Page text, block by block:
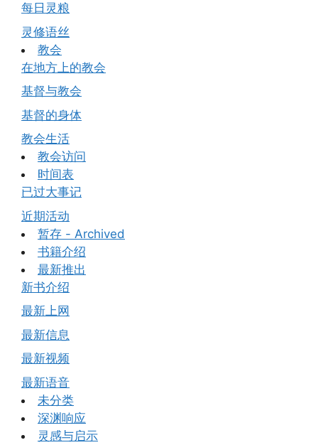
每日灵粮
灵修语丝
教会
在地方上的教会
基督与教会
基督的身体
教会生活
教会访问
时间表
已过大事记
近期活动
暂存 - Archived
书籍介绍
最新推出
新书介绍
最新上网
最新信息
最新视频
最新语音
未分类
深渊响应
灵感与启示